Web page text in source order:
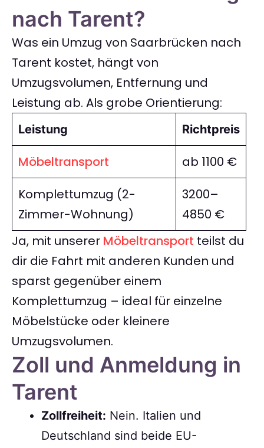
nach Tarent?
Was ein Umzug von Saarbrücken nach
Tarent kostet, hängt von
Umzugsvolumen, Entfernung und
Leistung ab. Als grobe Orientierung:
Leistung Richtpreis
Möbeltransport
ab 1100 €
Komplettumzug (2-
Zimmer-Wohnung)
3200–
4850 €
Ja, mit unserer Möbeltransport teilst du
dir die Fahrt mit anderen Kunden und
sparst gegenüber einem
Komplettumzug – ideal für einzelne
Möbelstücke oder kleinere
Umzugsvolumen.
Zoll und Anmeldung in
Tarent
Zollfreiheit: Nein. Italien und
Deutschland sind beide EU-